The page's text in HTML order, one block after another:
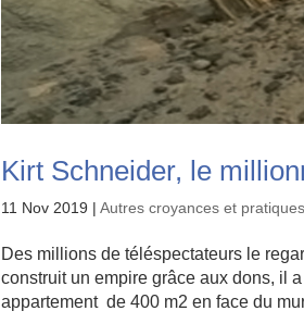
Kirt Schneider, le
11 Nov 2019 |Autres croyances et pratiques
Des millions de téléspectateurs le
construit un empire grâce aux dons, il
appartement de 400 m2 en face du